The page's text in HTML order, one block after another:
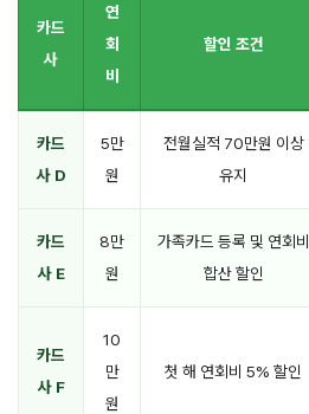
카드
사
연
회
비
할인 조건
카드
사 D
5만
원
전월실적 70만원 이상
유지
카드
사 E
8만
원
가족카드 등록 및 연회비
합산 할인
카드
사 F
10
만
원
첫 해 연회비 5% 할인